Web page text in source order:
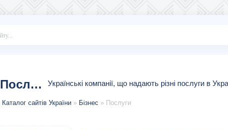
Послуги Українські компанії, що надають різні послуги в
Каталог сайтів України » Бізнес » Послуги